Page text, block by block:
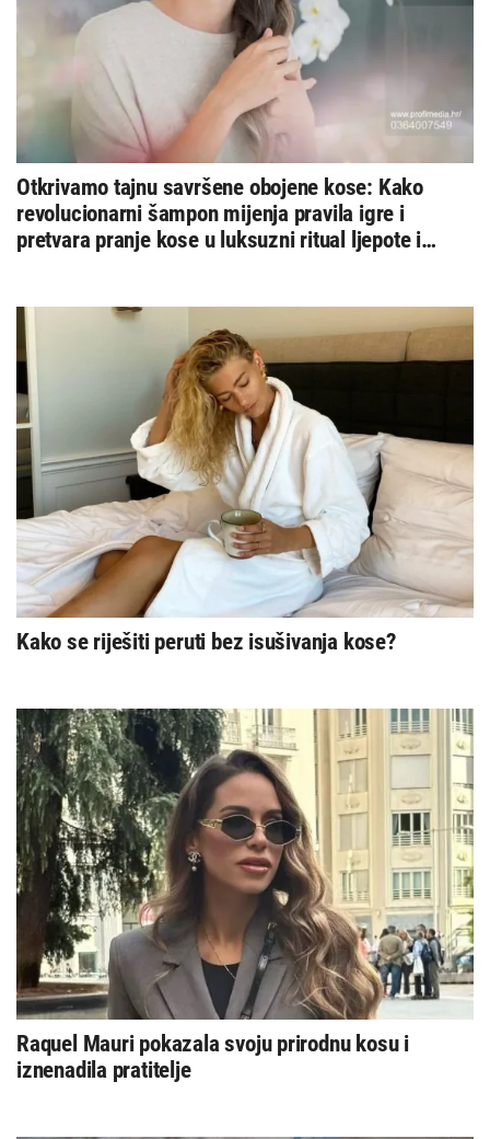
Otkrivamo tajnu savršene obojene kose: Kako
revolucionarni šampon mijenja pravila igre i
pretvara pranje kose u luksuzni ritual ljepote i
Kako se riješiti peruti bez isušivanja kose?
Raquel Mauri pokazala svoju prirodnu kosu i
iznenadila pratitelje